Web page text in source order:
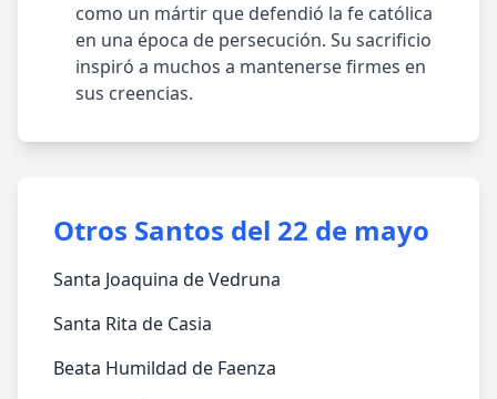
como un mártir que defendió la fe católica
en una época de persecución. Su sacrificio
inspiró a muchos a mantenerse firmes en
sus creencias.
Otros Santos del 22 de mayo
Santa Joaquina de Vedruna
Santa Rita de Casia
Beata Humildad de Faenza